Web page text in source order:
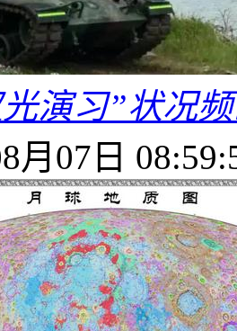
演习”状况
月07日